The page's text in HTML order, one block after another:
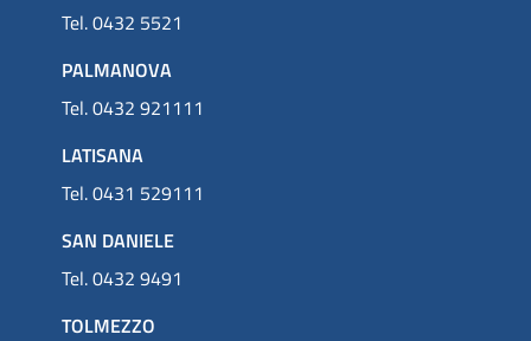
Tel. 0432 5521
PALMANOVA
Tel. 0432 921111
LATISANA
Tel. 0431 529111
SAN DANIELE
Tel. 0432 9491
TOLMEZZO